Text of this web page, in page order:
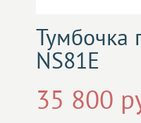
Тумбочка
NS81E
35 800